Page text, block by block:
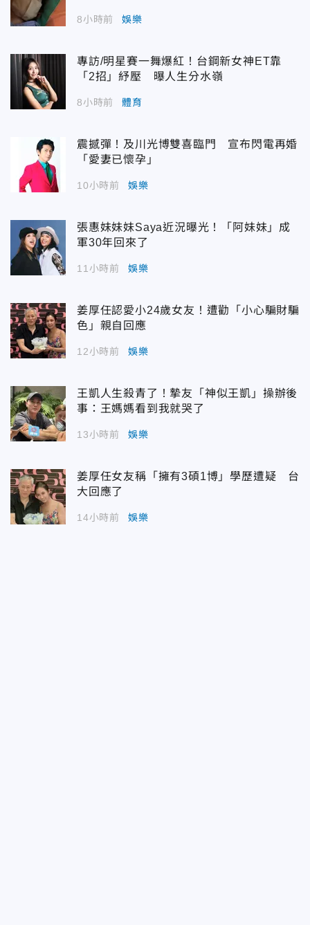
8小時前 娛樂
專訪/明星賽一舞爆紅！台鋼新女神ET靠
「2招」紓壓 曝人生分水嶺
8小時前 體育
震撼彈！及川光博雙喜臨門 宣布閃電再婚
「愛妻已懷孕」
10小時前 娛樂
張惠妹妹妹Saya近況曝光！「阿妹妹」成
軍30年回來了
11小時前 娛樂
姜厚任認愛小24歲女友！遭勸「小心騙財騙
色」親自回應
12小時前 娛樂
王凱人生殺青了！摯友「神似王凱」操辦後
事：王媽媽看到我就哭了
13小時前 娛樂
姜厚任女友稱「擁有3碩1博」學歷遭疑 台
大回應了
14小時前 娛樂